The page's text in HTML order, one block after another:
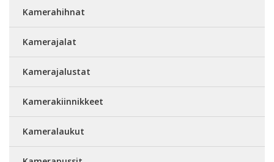
Kamerahihnat
Kamerajalat
Kamerajalustat
Kamerakiinnikkeet
Kameralaukut